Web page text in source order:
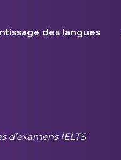
des langues
d’examens IELTS